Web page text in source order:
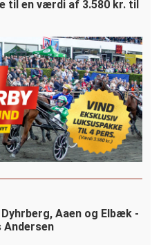
til en værdi af 3.580 kr. til
Aaen og Elbæk -
Andersen